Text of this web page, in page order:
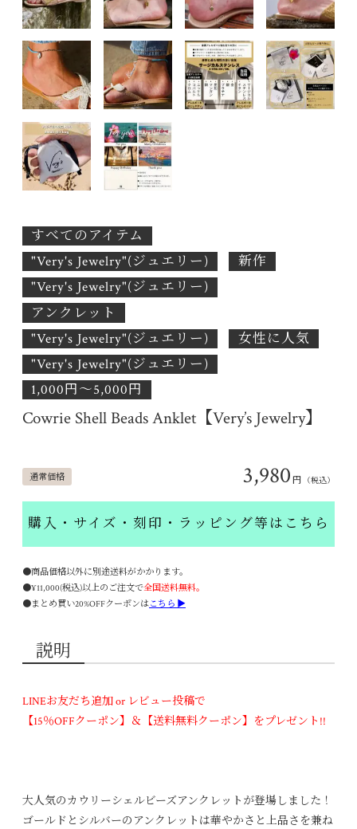
すべてのアイテム
"Very's Jewelry"(ジュエリー)
新作
"Very's Jewelry"(ジュエリー)
アンクレット
"Very's Jewelry"(ジュエリー)
女性に人気
"Very's Jewelry"(ジュエリー)
1,000円〜5,000円
Cowrie Shell Beads Anklet【Very’s Jewelry】
通常価格 3,980 円 （税込）
購入・サイズ・刻印・ラッピング等はこちら
●商品価格以外に別途送料がかかります。
●¥11,000(税込)以上のご注文で全国送料無料。
●まとめ買い20%OFFクーポンはこちら ▶
説明
LINEお友だち追加 or レビュー投稿で
【15％OFFクーポン】＆【送料無料クーポン】をプレゼント!!
大人気のカウリーシェルビーズアンクレットが登場しました！
ゴールドとシルバーのアンクレットは華やかさと上品さを兼ね